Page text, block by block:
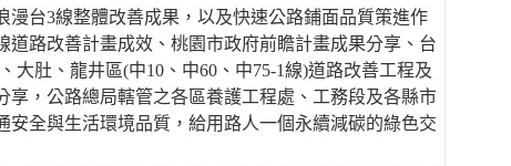
台3線整體改善成果，以及快速公路鋪面品質策進作
路改善計畫成效、桃園市政府前瞻計畫成果分享、台
大肚、龍井區(中10、中60、中75-1線)道路改善工程及
，公路總局轄管之各區養護工程處、工務段及各縣市
全與生活環境品質，給用路人一個永續減碳的綠色交